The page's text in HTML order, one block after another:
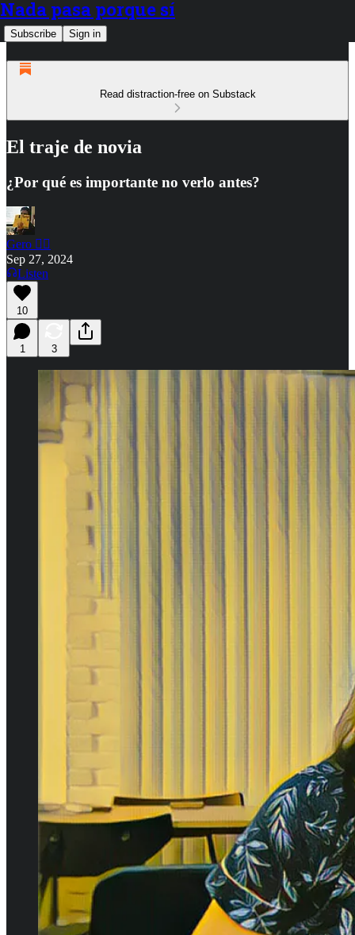
Nada pasa porque sí
Subscribe Sign in
Read distraction-free on Substack
El traje de novia
¿Por qué es importante no verlo antes?
Gero ✍🏾
Sep 27, 2024
Listen
10
1 3